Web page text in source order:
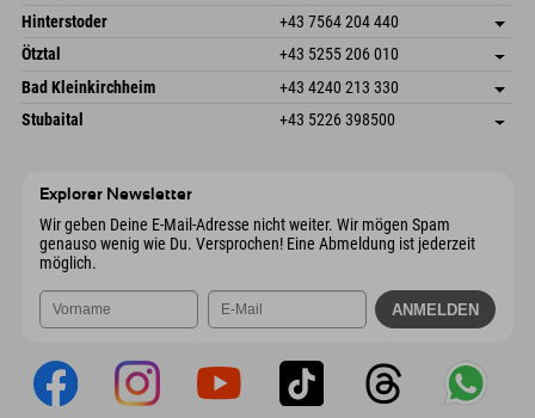
Österreich
Buchen
Schmiedau 2
Österreich
Adresse speichern
Buchen
Hinterstoder +43 7564 204 440
Freizeitpark 10
Österreich
Adresse speichern
Buchen
Ötztal +43 5255 206 010
Gscheat 14
Österreich
Adresse speichern
Buchen
Bad Kleinkirchheim +43 4240 213 330
Dorfstraße 24
Adresse speichern
Stubaital +43 5226 398500
Explorer Newsletter
Wir geben Deine E-Mail-Adresse nicht weiter. Wir mögen Spam
genauso wenig wie Du. Versprochen! Eine Abmeldung ist jederzeit
möglich.